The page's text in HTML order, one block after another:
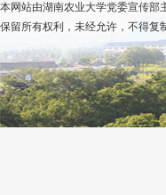
本网站由湖南农业大学党委宣传部
保留所有权利，未经允许，不得